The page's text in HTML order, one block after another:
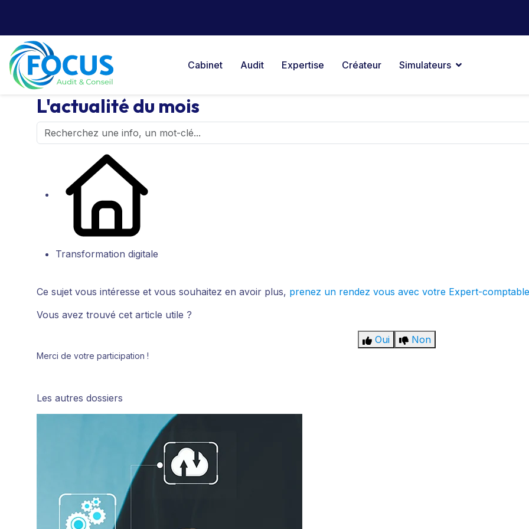
Cabinet Audit Expertise Créateur Simulateurs
L'actualité du mois
Transformation digitale
Ce sujet vous intéresse et vous souhaitez en avoir plus, prenez un rendez vous avec votre Expert-comptable
Vous avez trouvé cet article utile ?
Oui Non
Merci de votre participation !
Les autres dossiers